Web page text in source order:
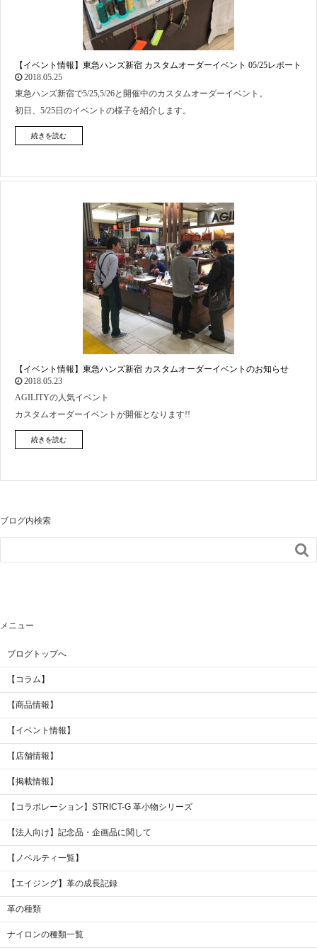
【イベント情報】東急ハンズ新宿 カスタムオーダーイベント 05/25レポート
2018.05.25
東急ハンズ新宿で5/25,5/26と開催中のカスタムオーダーイベント。
初日、5/25日のイベントの様子を紹介します。
続きを読む
【イベント情報】東急ハンズ新宿 カスタムオーダーイベントのお知らせ
2018.05.23
AGILITYの人気イベント
カスタムオーダーイベントが開催となります!!
続きを読む
ブログ内検索

メニュー
ブログトップへ
【コラム】
【商品情報】
【イベント情報】
【店舗情報】
【掲載情報】
【コラボレーション】STRICT-G 革小物シリーズ
【法人向け】記念品・企画品に関して
【ノベルティ一覧】
【エイジング】革の成長記録
革の種類
ナイロンの種類一覧